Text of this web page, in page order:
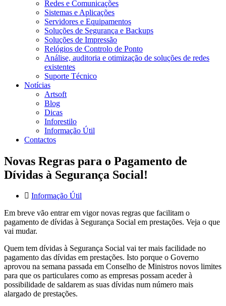
Redes e Comunicações
Sistemas e Aplicações
Servidores e Equipamentos
Soluções de Segurança e Backups
Soluções de Impressão
Relógios de Controlo de Ponto
Análise, auditoria e otimização de soluções de redes
existentes
Suporte Técnico
Notícias
Artsoft
Blog
Dicas
Inforestilo
Informação Útil
Contactos
Novas Regras para o Pagamento de
Dívidas à Segurança Social!
Informação Útil
Em breve vão entrar em vigor novas regras que facilitam o
pagamento de dívidas à Segurança Social em prestações. Veja o que
vai mudar.
Quem tem dívidas à Segurança Social vai ter mais facilidade no
pagamento das dívidas em prestações. Isto porque o Governo
aprovou na semana passada em Conselho de Ministros novos limites
para que os particulares como as empresas possam aceder à
possibilidade de saldarem as suas dívidas num número mais
alargado de prestações.